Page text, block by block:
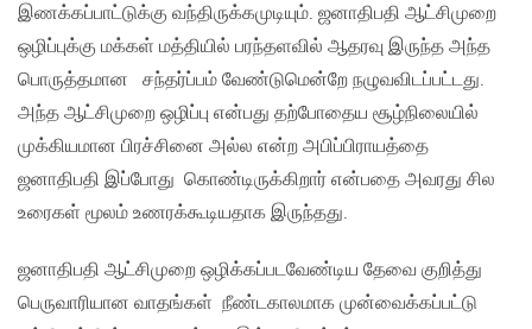
இணக்கப்பாட்டுக்கு வந்திருக்கமுடியும். ஜனாதிபதி ஆட்சிமுறை
ஒழிப்புக்கு மக்கள் மத்தியில் பரந்தளவில் ஆதரவு இருந்த அந்த
பொருத்தமான சந்தர்ப்பம் வேண்டுமென்றே நழுவவிடப்பட்டது.
அந்த ஆட்சிமுறை ஒழிப்பு என்பது தற்போதைய சூழ்நிலையில்
முக்கியமான பிரச்சினை அல்ல என்ற அபிப்பிராயத்தை
ஜனாதிபதி இப்போது கொண்டிருக்கிறார் என்பதை அவரது சில
உரைகள் மூலம் உணரக்கூடியதாக இருந்தது.
ஜனாதிபதி ஆட்சிமுறை ஒழிக்கப்படவேண்டிய தேவை குறித்து
பெருவாரியான வாதங்கள் நீண்டகாலமாக முன்வைக்கப்பட்டு